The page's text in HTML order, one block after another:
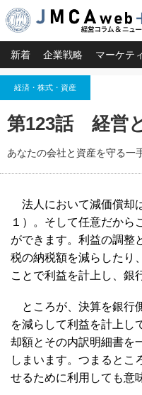
新着 企業戦略 マーケテ
経済・株式・資産
第123話 経営
あなたの会社と資産を守る一
法人において減価償却
１）。そして任意だから
ができます。利益の調整
税の納税額を減らしたり
ことで利益を計上し、銀
ところが、決算を銀行
を減らして利益を計上し
却額とその内訳明細書を
しまいます。つまるとこ
せるために利用しても意